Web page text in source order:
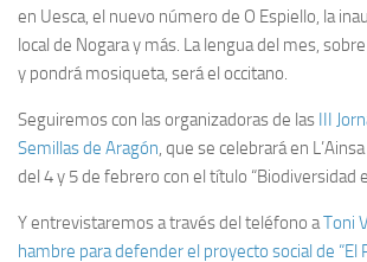
en Uesca, el nuevo número de O Espiello, la
local de Nogara y más. La lengua del mes,
y pondrá mosiqueta, será el occitano.
Seguiremos con las organizadoras de las III
Semillas de Aragón , que se celebrará en
del 4 y 5 de febrero con el título “Biodiversidad
Y entrevistaremos a través del teléfono aToni
hambre para defender el proyecto social de “El